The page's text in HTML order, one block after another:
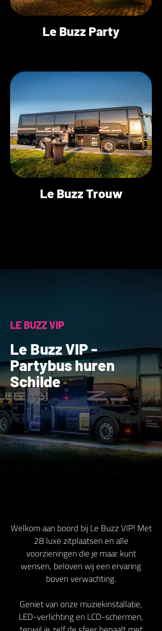
Le Buzz Party
Le Buzz Trouw
LE BUZZ VIP
Le Buzz VIP -
Partybus huren
Schilde
Welkom aan boord bij Le Buzz VIP! Met
28 luxe zitplaatsen en alle
voorzieningen die je maar kunt
wensen, beloven wij een ervaring
boven verwachting.
Geniet van onze muziekinstallatie,
LED-verlichting en LCD-schermen,